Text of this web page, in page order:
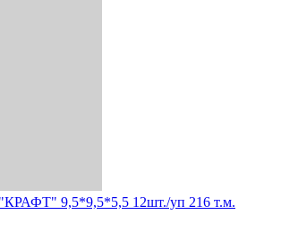
"КРАФТ" 9,5*9,5*5,5 12шт./уп 216 т.м.